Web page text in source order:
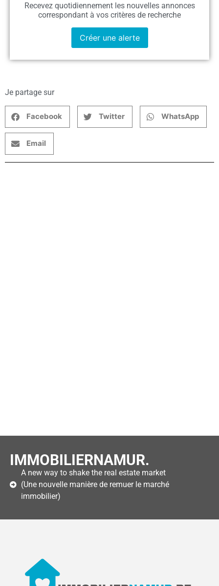
Recevez quotidiennement les nouvelles annonces
correspondant à vos critères de recherche
Créer une alerte
Je partage sur
Facebook Twitter WhatsApp
Email
IMMOBILIERNAMUR.
A new way to shake the real estate market
(Une nouvelle manière de remuer le marché
immobilier)